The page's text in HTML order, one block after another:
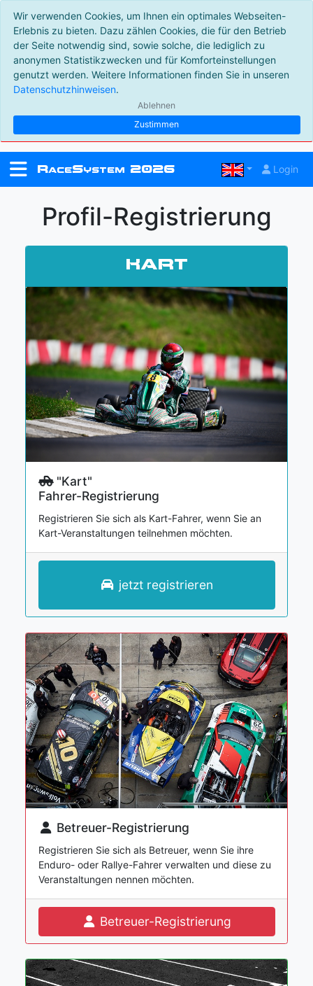
Wir verwenden Cookies, um Ihnen ein optimales Webseiten-
Erlebnis zu bieten. Dazu zählen Cookies, die für den Betrieb
der Seite notwendig sind, sowie solche, die lediglich zu
anonymen Statistikzwecken und für Komforteinstellungen
genutzt werden. Weitere Informationen finden Sie in unseren
Datenschutzhinweisen.
Ablehnen
Zustimmen
RaceSystem 2026 Login
Profil-Registrierung
Kart
"Kart"
Fahrer-Registrierung
Registrieren Sie sich als Kart-Fahrer, wenn Sie an
Kart-Veranstaltungen teilnehmen möchten.
jetzt registrieren
Betreuer-Registrierung
Registrieren Sie sich als Betreuer, wenn Sie ihre
Enduro- oder Rallye-Fahrer verwalten und diese zu
Veranstaltungen nennen möchten.
Betreuer-Registrierung